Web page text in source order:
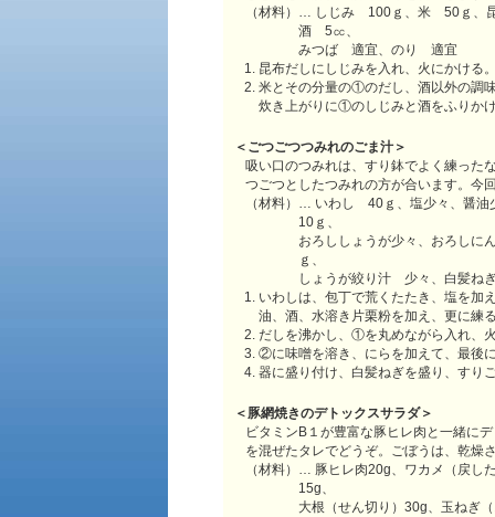
（材料）… しじみ 100ｇ、米 50ｇ
酒 5㏄、
みつば 適宜、のり 適宜
昆布だしにしじみを入れ、火にかける
米とその分量の①のだし、酒以外の調
炊き上がりに①のしじみと酒をふりか
＜ごつごつつみれのごま汁＞
吸い口のつみれは、すり鉢でよく練った
つごつとしたつみれの方が合います。今
（材料）… いわし 40ｇ、塩少々、醤
10ｇ、
おろししょうが少々、おろし
ｇ、
しょうが絞り汁 少々、白髪
いわしは、包丁で荒くたたき、塩を加
油、酒、水溶き片栗粉を加え、更に練
だしを沸かし、①を丸めながら入れ、
②に味噌を溶き、にらを加えて、最後
器に盛り付け、白髪ねぎを盛り、すり
＜豚網焼きのデトックスサラダ＞
ビタミンB１が豊富な豚ヒレ肉と一緒に
を混ぜたタレでどうぞ。ごぼうは、乾燥
（材料）… 豚ヒレ肉20g、ワカメ（戻し
15g、
大根（せん切り）30g、玉ねぎ